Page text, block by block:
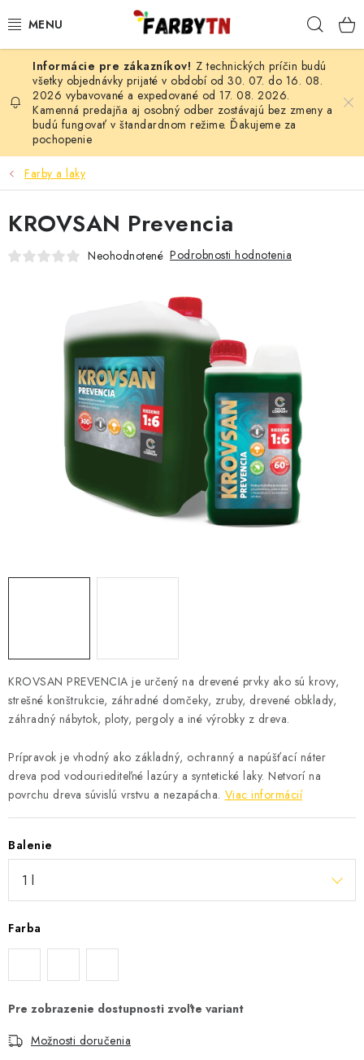
na
FARBY A LAKY
STAVEBNÁ CHÉMIA
MALIARSKE POTREBY
OBCHODNÉ PODMIENKY
HODNOTENIE OBCHODU
MIEŠANIE FARIEB
Moja objednávka
Vrátenie a odstúpenie od zmluvy
Formulár na reklamáciu tovaru
Z technických príčin budú
všetky objednávky prijaté v období od 30. 07. do 16. 08.
2026 vybavované a expedované od 17. 08. 2026.
Kamenná predajňa aj osobný odber zostávajú bez zmeny a
budú fungovať v štandardnom režime. Ďakujeme za
pochopenie
Farby a laky
KROVSAN PREVENCIA je určený na drevené prvky ako sú krovy,
strešné konštrukcie, záhradné domčeky, zruby, drevené obklady,
záhradný nábytok, ploty, pergoly a iné výrobky z dreva.
Prípravok je vhodný ako základný, ochranný a napúšťací náter
dreva pod vodouriediteľné lazúry a syntetické laky. Netvorí na
povrchu dreva súvislú vrstvu a nezapácha. Viac informácií
Balenie
Farba
Možnosti doručenia
KROVSAN Prevencia
Neohodnotené Podrobnosti hodnotenia